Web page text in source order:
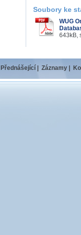
Soubory ke
WUG
643kB,
Přednášející | Záznamy |